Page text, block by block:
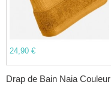
24,90 €
Drap de Bain Naia Couleur